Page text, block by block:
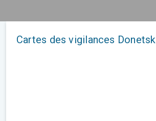
Cartes des vigilances Donetsk